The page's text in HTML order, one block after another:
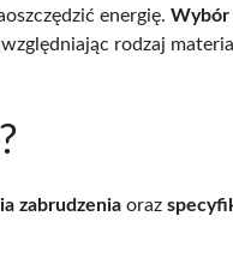
energię. Wybór
rodzaj
zabrudzenia oraz